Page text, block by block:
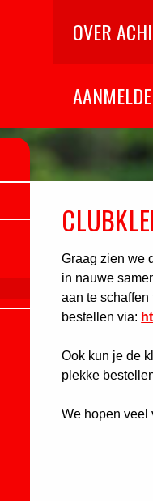
OVER
Graag zien we
in nauwe
aan te
bestellen via:
Ook kun je de
plekke
We hopen veel